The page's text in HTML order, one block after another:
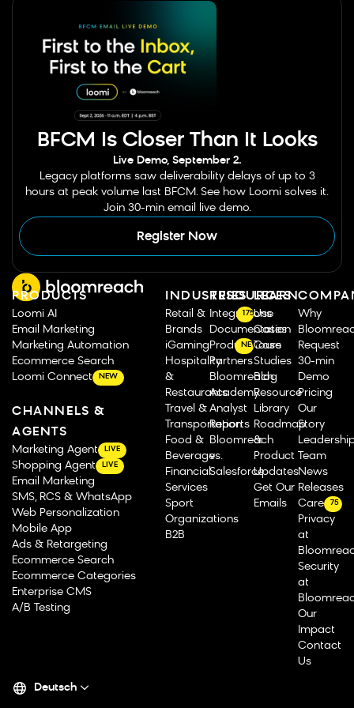
BFCM Is Closer Than It Looks
Live Demo, September 2.
Legacy platforms saw deliverability delays of up to 3
hours at peak volume last BFCM. See how Loomi solves it.
Join 30-min email live demo.
Register Now
PRODUCTS
Loomi AI
Email Marketing
Marketing Automation
Ecommerce Search
Loomi Connect
NEW
CHANNELS &
AGENTS
Marketing Agent LIVE
Shopping Agent LIVE
Email Marketing
SMS, RCS & WhatsApp
Web Personalization
Mobile App
Ads & Retargeting
Ecommerce Search
Ecommerce Categories
Enterprise CMS
A/B Testing
INDUSTRIES
Retail &
Brands
iGaming
Hospitality
&
Restaurants
Travel &
Transportation
Food &
Beverage
Financial
Services
Sport
Organizations
B2B
RESOURCES
Integrations
175
Documentation
Product Tours
NEW
Partners
Bloomreach
Academy
Analyst
Reports
Bloomreach
vs.
Salesforce
LEARN
Use
Cases
Case
Studies
Blog
Resource
Library
Roadmap
&
Product
Updates
Get Our
Emails
Why
Request
30-min
Demo
Pricing
Our
Story
Team
News
Releases
Careers
75
Privacy
at
Security
at
Our
Impact
Contact
Us
Deutsch